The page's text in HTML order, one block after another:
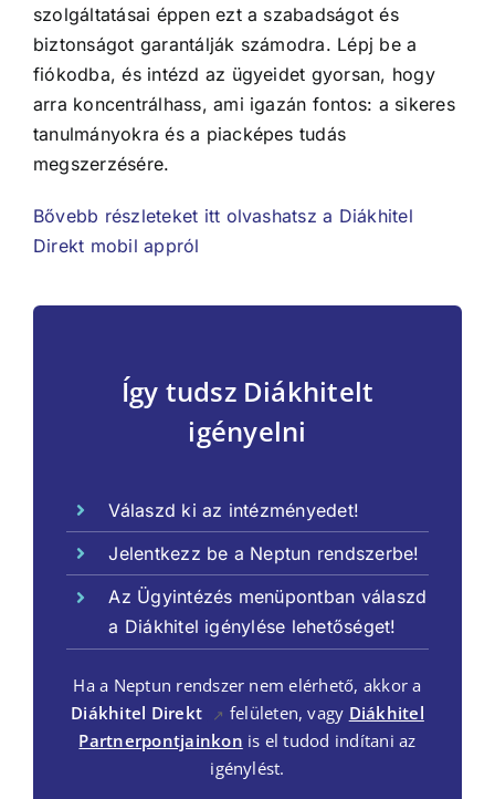
szolgáltatásai éppen ezt a szabadságot és
biztonságot garantálják számodra. Lépj be a
fiókodba, és intézd az ügyeidet gyorsan, hogy
arra koncentrálhass, ami igazán fontos: a sikeres
tanulmányokra és a piacképes tudás
megszerzésére.
Bővebb részleteket itt olvashatsz a Diákhitel
Direkt mobil appról
Így tudsz Diákhitelt
igényelni
Válaszd ki az intézményedet!
Jelentkezz be a Neptun rendszerbe!
Az Ügyintézés menüpontban válaszd
a Diákhitel igénylése lehetőséget!
Ha a Neptun rendszer nem elérhető, akkor a
Diákhitel Direkt
↗ felületen, vagy Diákhitel
Partnerpontjainkon is el tudod indítani az
igénylést.